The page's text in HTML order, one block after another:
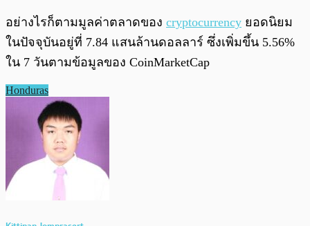
อย่างไรก็ตามมูลค่าตลาดของ cryptocurrency ยอดนิยม
ในปัจจุบันอยู่ที่ 7.84 แสนล้านดอลลาร์ ซึ่งเพิ่มขึ้น 5.56%
ใน 7 วันตามข้อมูลของ CoinMarketCap
Honduras